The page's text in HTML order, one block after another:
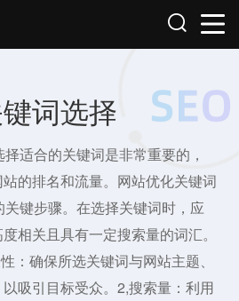
词选择
适合的关键词是非常重要的，
的排名和流量。网站优化关键词
键步骤。在选择关键词时，应
相关且具有一定搜索量的词汇。
：确保所选关键词与网站主题、
吸引目标受众。2,搜索量：利用